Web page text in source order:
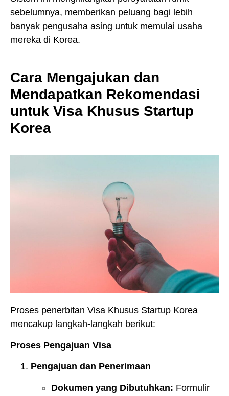
sebelumnya, memberikan peluang bagi lebih
banyak pengusaha asing untuk memulai usaha
mereka di Korea.
Cara Mengajukan dan
Mendapatkan Rekomendasi
untuk Visa Khusus Startup
Korea
Proses penerbitan Visa Khusus Startup Korea
mencakup langkah-langkah berikut:
Proses Pengajuan Visa
Pengajuan dan Penerimaan
Dokumen yang Dibutuhkan: Formulir